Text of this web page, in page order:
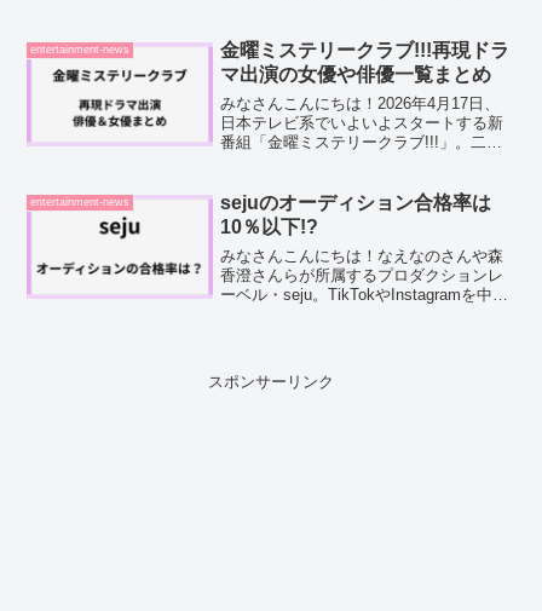
が、ナレーションを担当する女子アナウ
ンサーがかわいいという情報...
entertainment-news
金曜ミステリークラブ!!!再現ドラ
マ出演の女優や俳優一覧まとめ
みなさんこんにちは！2026年4月17日、
日本テレビ系でいよいよスタートする新
番組「金曜ミステリークラブ!!!」。二宮
送前からSNSで大きな話題になっていま
すよね。と...
entertainment-news
sejuのオーディション合格率は
10％以下!?
みなさんこんにちは！なえなのさんや森
香澄さんらが所属するプロダクションレ
ーベル・seju。TikTokやInstagramを中心
受...
スポンサーリンク